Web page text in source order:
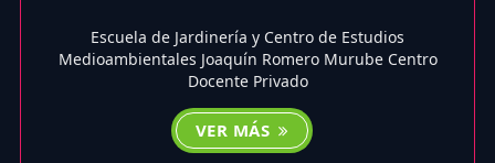
Escuela de Jardinería y Centro de Estudios
Medioambientales Joaquín Romero Murube Centro
Docente Privado
VER MÁS